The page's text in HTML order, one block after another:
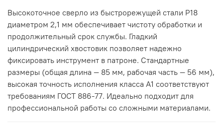
Высокоточное сверло из быстрорежущей стали Р18
диаметром 2,1 мм обеспечивает чистоту обработки и
продолжительный срок службы. Гладкий
цилиндрический хвостовик позволяет надежно
фиксировать инструмент в патроне. Стандартные
размеры (общая длина — 85 мм, рабочая часть — 56 мм),
высокая точность исполнения класса А1 соответствуют
требованиям ГОСТ 886-77. Идеально подходит для
профессиональной работы со сложными материалами.